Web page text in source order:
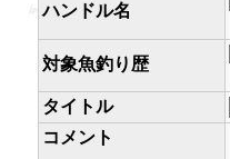
ハンドル名
対象魚釣り歴
タイトル
コメント